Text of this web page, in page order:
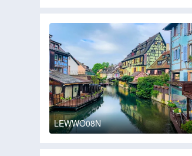
LEWWO08N